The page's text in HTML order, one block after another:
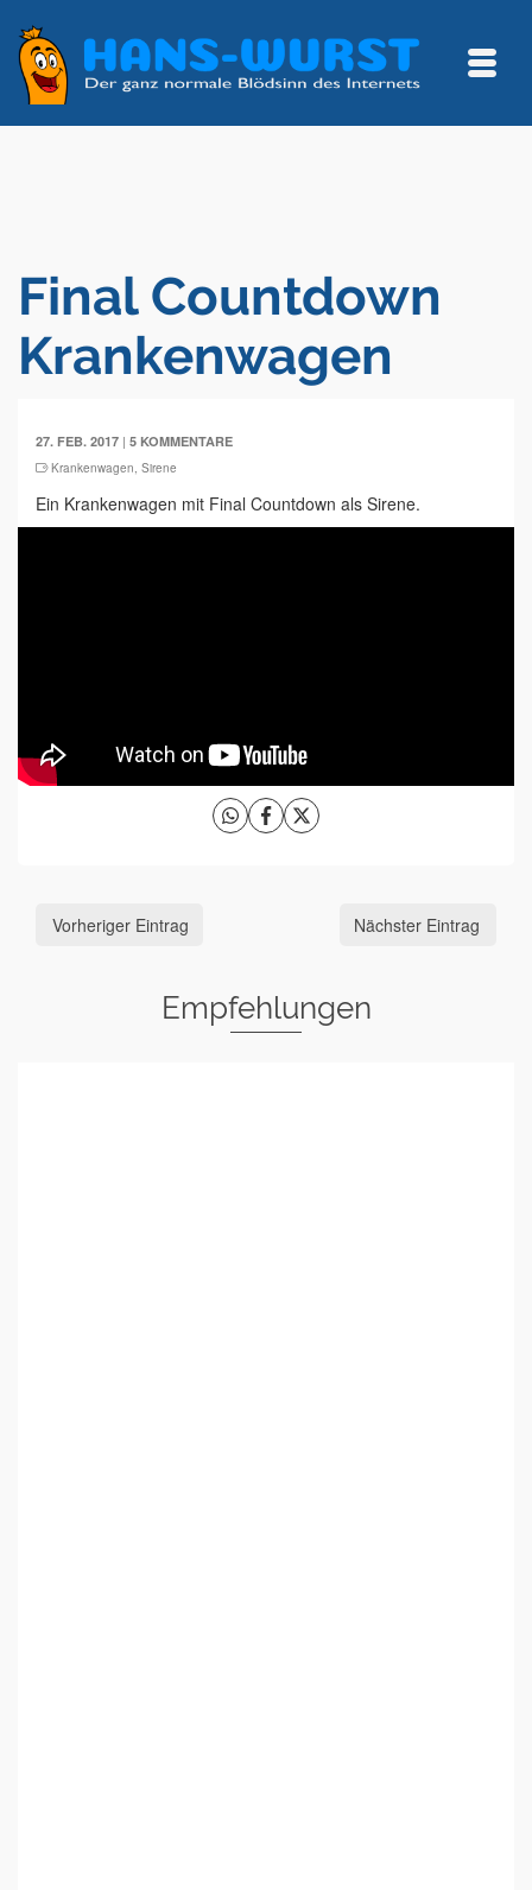
Final Countdown
Krankenwagen
27. FEB. 2017 | 5 KOMMENTARE
Krankenwagen, Sirene
Ein Krankenwagen mit Final Countdown als Sirene.
Vorheriger Eintrag Nächster Eintrag
Empfehlungen